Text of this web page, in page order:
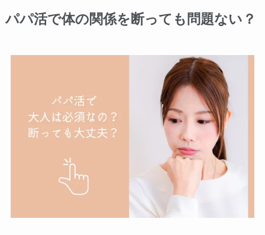
パパ活で体の関係を断っても問題ない？